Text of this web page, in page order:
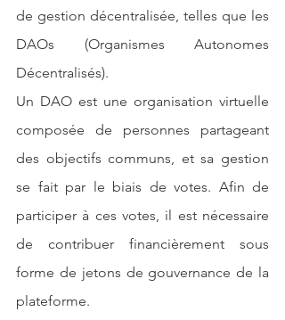
de gestion décentralisée, telles que les
DAOs (Organismes Autonomes
Décentralisés).
Un DAO est une organisation virtuelle
composée de personnes partageant
des objectifs communs, et sa gestion
se fait par le biais de votes. Afin de
participer à ces votes, il est nécessaire
de contribuer financièrement sous
forme de jetons de gouvernance de la
plateforme.